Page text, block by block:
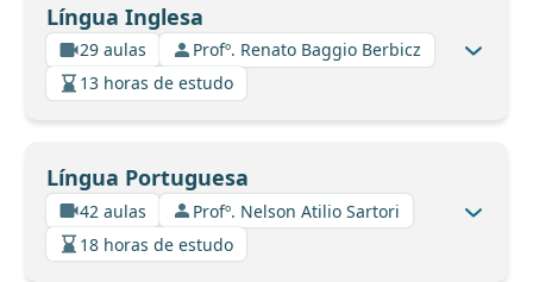
Língua Inglesa
29 aulas
Profº. Renato Baggio Berbicz
13 horas de estudo
Língua Portuguesa
42 aulas
Profº. Nelson Atilio Sartori
18 horas de estudo